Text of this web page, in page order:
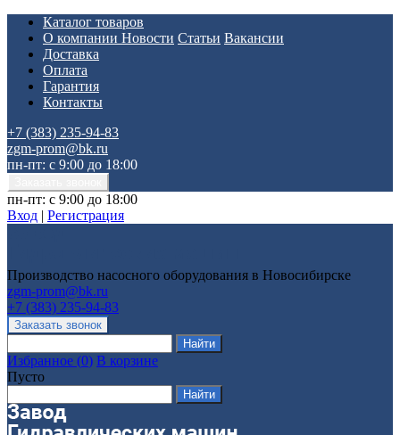
Каталог товаров
О компании Новости Статьи Вакансии
Доставка
Оплата
Гарантия
Контакты
+7 (383) 235-94-83
zgm-prom@bk.ru
пн-пт: с 9:00 до 18:00
пн-пт: с 9:00 до 18:00
Вход | Регистрация
Производство насосного оборудования в Новосибирске
zgm-prom@bk.ru
+7 (383) 235-94-83
Избранное (0) В корзине
Пусто